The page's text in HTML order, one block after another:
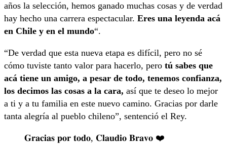
años la selección, hemos ganado muchas cosas y de verdad
hay hecho una carrera espectacular. Eres una leyenda acá
en Chile y en el mundo“.
“De verdad que esta nueva etapa es difícil, pero no sé
cómo tuviste tanto valor para hacerlo, pero tú sabes que
acá tiene un amigo, a pesar de todo, tenemos confianza,
los decimos las cosas a la cara, así que te deseo lo mejor
a ti y a tu familia en este nuevo camino. Gracias por darle
tanta alegría al pueblo chileno”, sentenció el Rey.
𝐆𝐫𝐚𝐜𝐢𝐚𝐬 𝐩𝐨𝐫 𝐭𝐨𝐝𝐨, 𝐂𝐥𝐚𝐮𝐝𝐢𝐨 𝐁𝐫𝐚𝐯𝐨 ❤️